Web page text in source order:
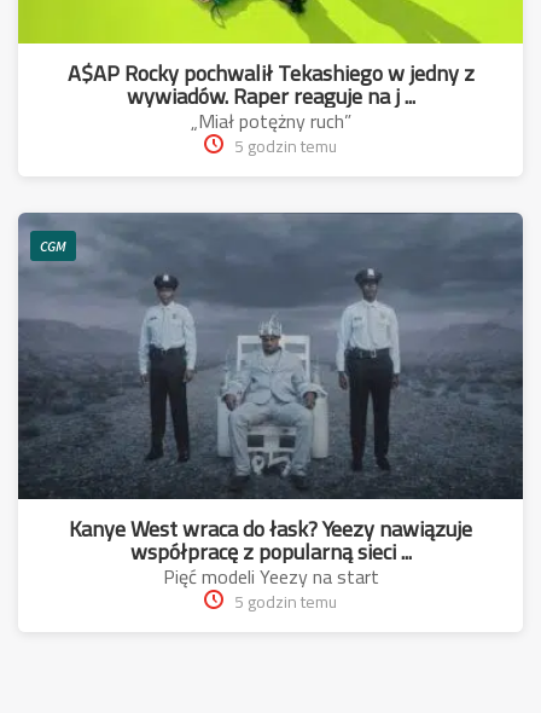
A$AP Rocky pochwalił Tekashiego w jedny z
wywiadów. Raper reaguje na j ...
„Miał potężny ruch”
5 godzin temu
CGM
Kanye West wraca do łask? Yeezy nawiązuje
współpracę z popularną sieci ...
Pięć modeli Yeezy na start
5 godzin temu